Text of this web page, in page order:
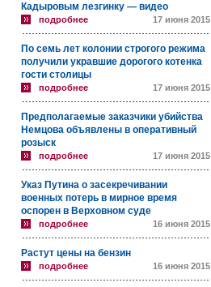
Кадыровым лезгинку — видео
подробнее 17 июня 2015
По семь лет колонии строгого режима
получили укравшие дорогого котенка
гости столицы
подробнее 17 июня 2015
Предполагаемые заказчики убийства
Немцова объявлены в оперативный
розыск
подробнее 17 июня 2015
Указ Путина о засекречивании
военных потерь в мирное время
оспорен в Верховном суде
подробнее 16 июня 2015
Растут цены на бензин
подробнее 16 июня 2015